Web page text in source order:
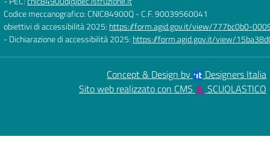
Codice meccanografico: CNIC84900Q- C.F. 90039560041
obiettivi di accessibilità 2025: https://form.agid.gov.it/view/777bc0b0-
- Dichiarazione di accessibilità 2025: https://form.agid.gov.it/view/
Concept & Design by
Designers Italia
Sito web realizzato con CMS
SCUOLASTICO